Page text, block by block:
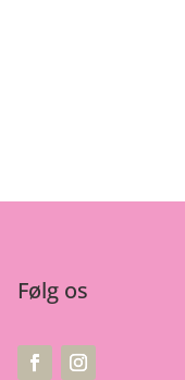
Følg os